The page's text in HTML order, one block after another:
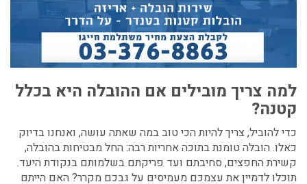
למה צריך מובילים אם ההובלה היא בכלל
קטנה?
כדי להוביל, צריך להיות הכי טוב במה שאתה עושה, ואנחנו בדיוק
כאלו. הובלה טומנת בתוכה אחריות רבה: החל מבטיחות בהובלה,
קשירת החפצים, סחיבתם ועד פריקתם בשלמותם בנקודת היעד.
תוכלו לדמיין את עצמכם מעמיסים על גבכם מקרר? האם הייתם